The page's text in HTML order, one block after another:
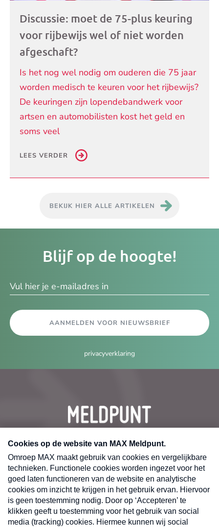
Discussie: moet de 75-plus keuring
voor rijbewijs wel of niet worden
afgeschaft?
Is het nog wel nodig om ouderen die 75 jaar
worden medisch te keuren voor het rijbewijs?
De keuringen zijn lopendebandwerk voor
artsen en automobilisten kost het geld en
soms veel
LEES VERDER
BEKIJK HIER ALLE ARTIKELEN
Blijf op de hoogte!
AANMELDEN VOOR NIEUWSBRIEF
privacyverklaring
CONTACT
Volg ons op